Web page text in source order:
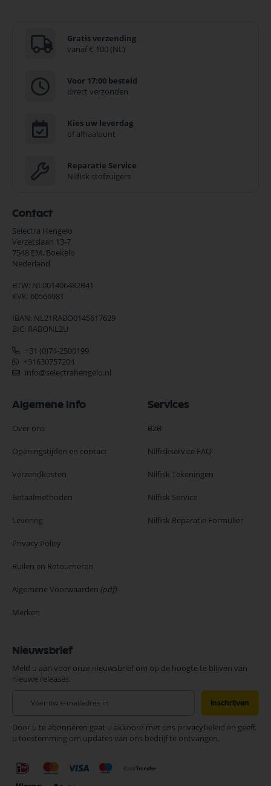
Gratis verzending
vanaf € 100 (NL)
Voor 17:00 besteld
direct verzonden
Kies uw leverdag
of afhaalpunt
Reparatie Service
Nilfisk stofzuigers
Contact
Selectra Hengelo
Verzetslaan 13-7
7548 EM, Boekelo
Nederland
BTW: NL001406482B41
KVK: 60566981
IBAN: NL21RABO0145617629
BIC: RABONL2U
+31 (0)74-2500199
+31630757204
info@selectrahengelo.nl
Algemene Info
Over ons
Openingstijden en contact
Verzendkosten
Betaalmethoden
Levering
Privacy Policy
Ruilen en Retourneren
Algemene Voorwaarden (pdf)
Merken
Services
B2B
Nilfiskservice FAQ
Nilfisk Tekeningen
Nilfisk Service
Nilfisk Reparatie Formulier
Nieuwsbrief
Meld u aan voor onze nieuwsbrief om op de hoogte te blijven van
nieuwe releases.
onze
nieuwsbrief
Inschrijven
Door u te abonneren gaat u akkoord met ons privacybeleid en geeft
u toestemming om updates van ons bedrijf te ontvangen.